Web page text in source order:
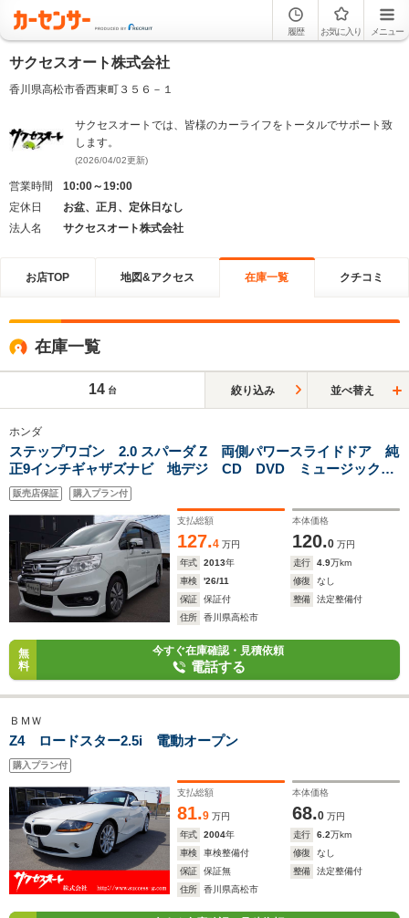
履歴 お気に入り メニュー
サクセスオート株式会社
香川県高松市香西東町３５６－１
サクセスオートでは、皆様のカーライフをトータルでサポート致
します。
(2026/04/02更新)
営業時間
10:00～19:00
定休日
お盆、正月、定休日なし
法人名
サクセスオート株式会社
お店TOP 地図&アクセス 在庫一覧 クチコミ
在庫一覧
14 台 絞り込み 並べ替え
ホンダ
ステップワゴン 2.0 スパーダ Z 両側パワースライドドア 純
正9インチギャザズナビ 地デジ CD DVD ミュージックラ
ック USB SDカード バックカメラ ETC HID 8人乗
り アクティブコーナリングライト 純正16アルミ
販売店保証 購入プラン付
支払総額
127.4 万円
本体価格
120.0 万円
年式
2013年 走行 4.9万km
車検
'26/11 修復
なし
保証
保証付 整備
法定整備付
住所
香川県高松市
無
料
今すぐ在庫確認・見積依頼
電話する
ＢＭＷ
Z4 ロードスター2.5i 電動オープン
購入プラン付
支払総額
81.9 万円
本体価格
68.0 万円
年式
2004年 走行 6.2万km
車検
車検整備付 修復
なし
保証
保証無 整備
法定整備付
住所
香川県高松市